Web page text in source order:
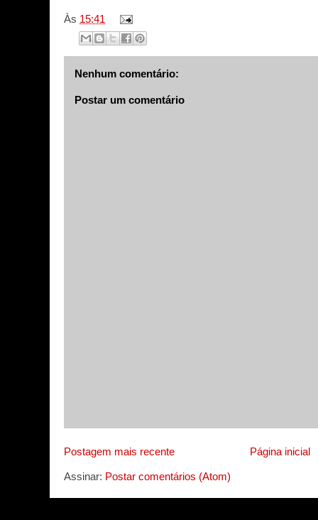
Às 15:41
Nenhum comentário:
Postar um comentário
Postagem mais recente Página inicial
Assinar: Postar comentários (Atom)